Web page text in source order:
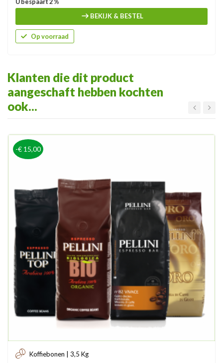
U bespaart 2 %
BEKIJK & BESTEL
Op voorraad
Klanten die dit product
aangeschaft hebben kochten
ook...
-€ 15,00
Koffiebonen | 3,5 Kg